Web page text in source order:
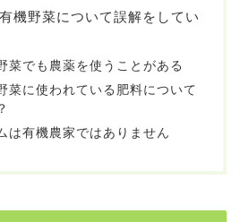
機野菜について誤解をしてい
菜でも農薬を使うことがある
菜に使われている肥料について
は有機農家ではありません